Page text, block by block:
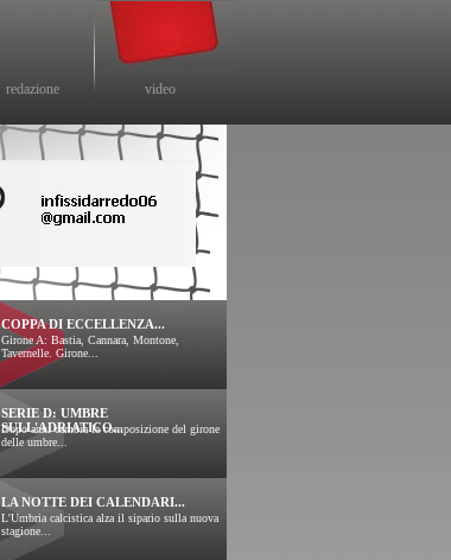
redazione video
COPPA DI ECCELLENZA...
Girone A: Bastia, Cannara, Montone,
Tavernelle. Girone...
SERIE D: UMBRE
SULL'ADRIATICO...
Dopo anni cambia la composizione del girone
delle umbre...
LA NOTTE DEI CALENDARI...
L'Umbria calcistica alza il sipario sulla nuova
stagione...